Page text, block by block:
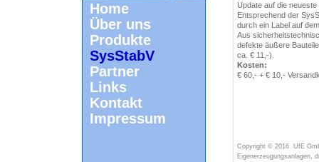
Home
Über uns
Produkte
SysStabV
Partner
Links
Kontakt
Impressum
Update auf die neueste
Entsprechend der
durch ein Label auf
Aus
defekte äußere
ca. € 11,-).
Kosten:
€ 60,- + € 10,-
Copyright © 2016 UfE
Eigenerzeugungsanlagen,